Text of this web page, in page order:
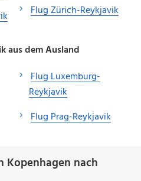
Flug Zürich-Reykjavik
aus dem Ausland
Flug Luxemburg-
Reykjavik
Flug Prag-Reykjavik
Kopenhagen nach